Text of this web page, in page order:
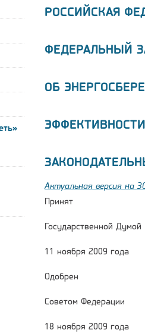
РОССИЙСКАЯ
ФЕДЕРАЛЬНЫЙ
ОБ
Актуальная версия на
Принят
Государственной Думой
11 ноября 2009 года
Одобрен
Советом Федерации
18 ноября 2009 года